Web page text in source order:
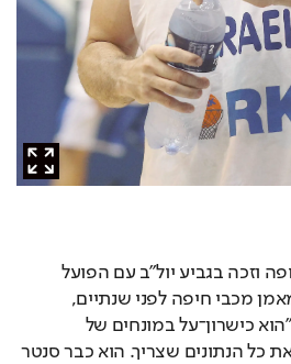
שיחק בשש אליפויות אירופה וזכה בגביע יול"ב עם הפועל
ירושלים. שימש גם עוזר מאמן מכבי חיפה לפני שנתיים,
כשסורקין שיחק בכרמל: "הוא כישרון־על במונחים של
הכדורסל הישראלי. יש לו את כל הנתונים שצריך. הוא כבר סנטר